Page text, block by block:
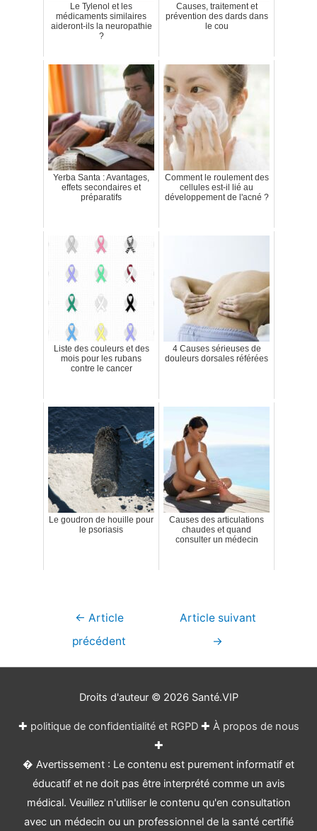
Le Tylenol et les
médicaments similaires
aideront-ils la neuropathie
?
Causes, traitement et
prévention des dards dans
le cou
Yerba Santa : Avantages,
effets secondaires et
préparatifs
Comment le roulement des
cellules est-il lié au
développement de l'acné ?
Liste des couleurs et des
mois pour les rubans
contre le cancer
4 Causes sérieuses de
douleurs dorsales référées
Le goudron de houille pour
le psoriasis
Causes des articulations
chaudes et quand
consulter un médecin
Navigation
← Article
précédent
Article suivant
→
Droits d'auteur © 2026 Santé.VIP
✚ politique de confidentialité et RGPD✚ À propos de nous
✚
� Avertissement : Le contenu est purement informatif et
éducatif et ne doit pas être interprété comme un avis
médical. Veuillez n'utiliser le contenu qu'en consultation
avec un médecin ou un professionnel de la santé certifié